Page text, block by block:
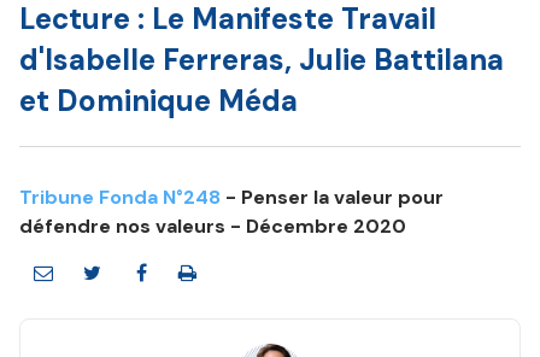
Lecture : Le Manifeste Travail
d'Isabelle Ferreras, Julie Battilana
et Dominique Méda
Tribune Fonda N°248 - Penser la valeur pour
défendre nos valeurs - Décembre 2020